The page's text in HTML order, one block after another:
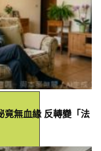
過這種毛毛蟲的網友，忍
又不知不覺跑出來了。」
種人，一是密集恐懼症
無血緣 反轉變「法